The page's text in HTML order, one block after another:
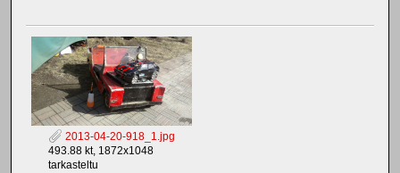
2013-04-20-918_1.jpg
493.88 kt, 1872x1048
tarkasteltu